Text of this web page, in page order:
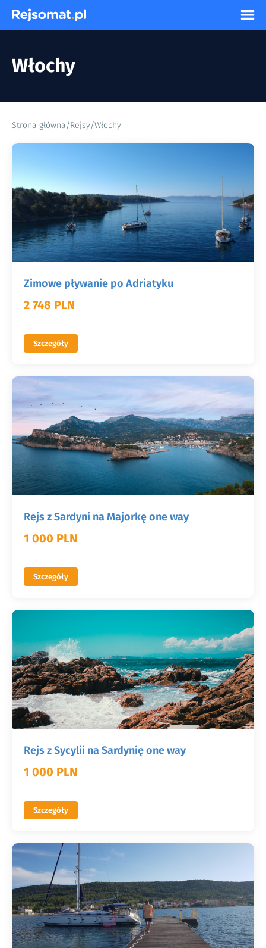
Włochy
Strona główna/Rejsy/Włochy
Zimowe pływanie po Adriatyku
2 748 PLN
Szczegóły
Rejs z Sardyni na Majorkę one way
1 000 PLN
Szczegóły
Rejs z Sycylii na Sardynię one way
1 000 PLN
Szczegóły